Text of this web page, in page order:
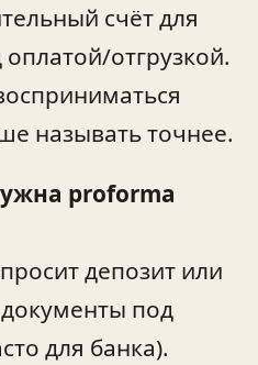
счёт для
отгрузкой.
называть точнее.
proforma
депозит или
под
для банка).